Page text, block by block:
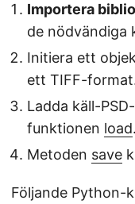
Importera
de nödvändiga
Initiera ett
ett TIFF-
Ladda käll-
funktionen load.
Metoden save
Följande Python-